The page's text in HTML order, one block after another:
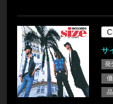
サ
発